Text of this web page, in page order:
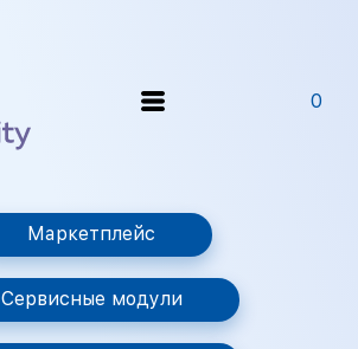
0
Маркетплейс
Сервисные модули